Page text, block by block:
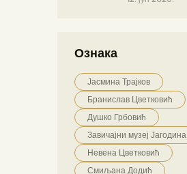
Ознака
Јасмина Трајков
Бранислав Цветковић
Душко Грбовић
Завичајни музеј Јагодина
Невена Цветковић
Смиљана Додић